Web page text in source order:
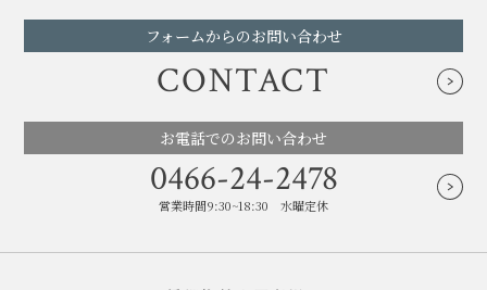
フォームからのお問い合わせ
CONTACT
お電話でのお問い合わせ
0466-24-2478
営業時間9:30~18:30 水曜定休